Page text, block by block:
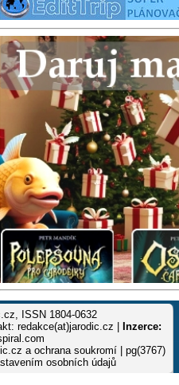
ISSN 1804-0632
redakce(at)jarodic.cz |
Inzerce:
a ochrana soukromí | pg(3767)
osobních údajů